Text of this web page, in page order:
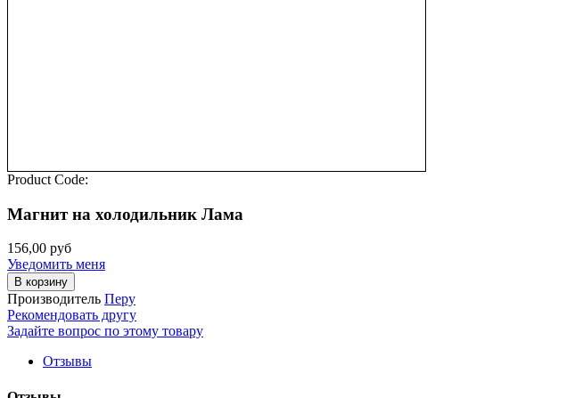
Product Code:
Магнит на холодильник Лама
156,00 руб
Уведомить меня
В корзину
Производитель Перу
Рекомендовать другу
Задайте вопрос по этому товару
Отзывы